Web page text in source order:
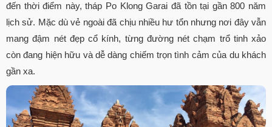
đến thời điểm này, tháp Po Klong Garai đã tồn tại gần 800 năm
lịch sử. Mặc dù vẻ ngoài đã chịu nhiều hư tổn nhưng nơi đây vẫn
mang đậm nét đẹp cổ kính, từng đường nét chạm trổ tinh xảo
còn đang hiện hữu và dễ dàng chiếm trọn tình cảm của du khách
gần xa.